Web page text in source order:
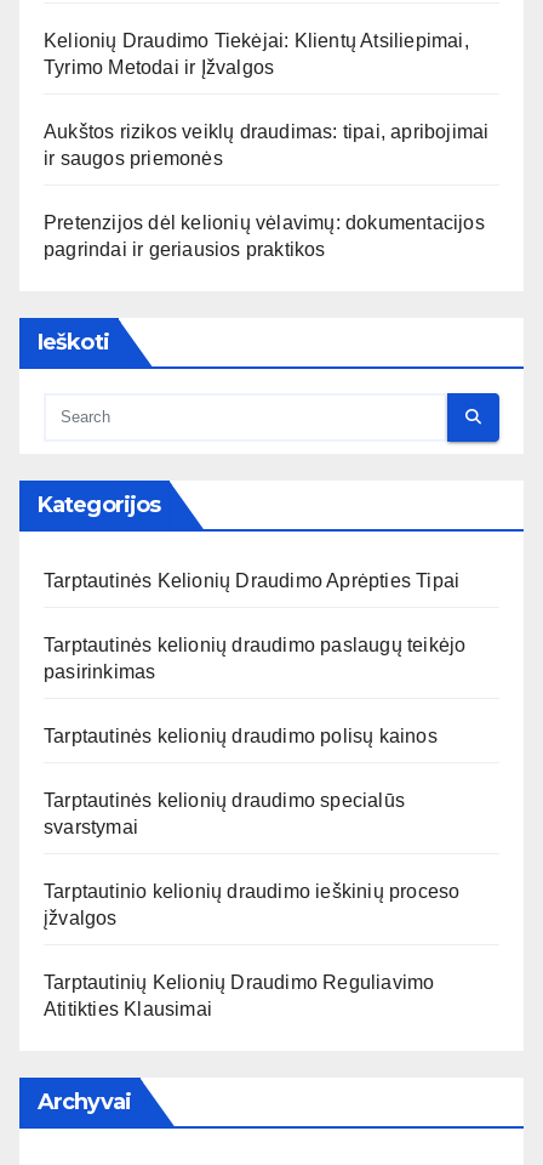
Kelionių Draudimo Tiekėjai: Klientų Atsiliepimai,
Tyrimo Metodai ir Įžvalgos
Aukštos rizikos veiklų draudimas: tipai, apribojimai
ir saugos priemonės
Pretenzijos dėl kelionių vėlavimų: dokumentacijos
pagrindai ir geriausios praktikos
Ieškoti
Kategorijos
Tarptautinės Kelionių Draudimo Aprėpties Tipai
Tarptautinės kelionių draudimo paslaugų teikėjo
pasirinkimas
Tarptautinės kelionių draudimo polisų kainos
Tarptautinės kelionių draudimo specialūs
svarstymai
Tarptautinio kelionių draudimo ieškinių proceso
įžvalgos
Tarptautinių Kelionių Draudimo Reguliavimo
Atitikties Klausimai
Archyvai